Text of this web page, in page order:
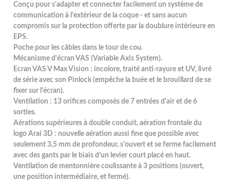
Conçu pour s'adapter et connecter facilement un système de
communication à l'extérieur de la coque - et sans aucun
compromis sur la protection offerte par la doublure intérieure en
EPS.
Poche pour les câbles dans le tour de cou.
Mécanisme d'écran VAS (Variable Axis System).
Ecran VAS V Max Vision : incolore, traité anti-rayure et UV, livré
de série avec son Pinlock (empêche la buée et le brouillard de se
fixer sur l'écran).
Ventilation : 13 orifices composés de 7 entrées d'air et de 6
sorties.
Aérations supérieures à double conduit, aération frontale du
logo Arai 3D : nouvelle aération aussi fine que possible avec
seulement 3,5 mm de profondeur, s'ouvert et se ferme facilement
avec des gants par le biais d’un levier court placé en haut.
Ventilation de mentonnière coulissante à 3 positions (ouvert,
une position intermédiaire, et fermé).